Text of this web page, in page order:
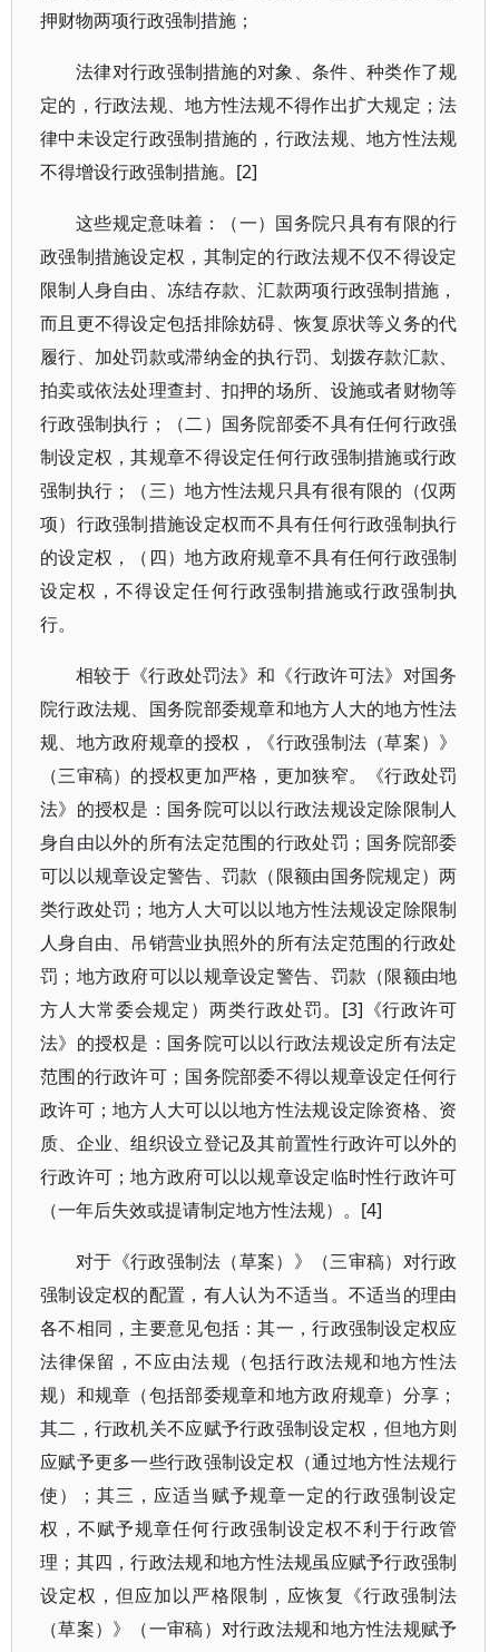
押财物两项行政强制措施；
法律对行政强制措施的对象、条件、种类作了规
定的，行政法规、地方性法规不得作出扩大规定；法
律中未设定行政强制措施的，行政法规、地方性法规
不得增设行政强制措施。[2]
这些规定意味着：（一）国务院只具有有限的行
政强制措施设定权，其制定的行政法规不仅不得设定
限制人身自由、冻结存款、汇款两项行政强制措施，
而且更不得设定包括排除妨碍、恢复原状等义务的代
履行、加处罚款或滞纳金的执行罚、划拨存款汇款、
拍卖或依法处理查封、扣押的场所、设施或者财物等
行政强制执行；（二）国务院部委不具有任何行政强
制设定权，其规章不得设定任何行政强制措施或行政
强制执行；（三）地方性法规只具有很有限的（仅两
项）行政强制措施设定权而不具有任何行政强制执行
的设定权，（四）地方政府规章不具有任何行政强制
设定权，不得设定任何行政强制措施或行政强制执
行。
相较于《行政处罚法》和《行政许可法》对国务
院行政法规、国务院部委规章和地方人大的地方性法
规、地方政府规章的授权，《行政强制法（草案）》
（三审稿）的授权更加严格，更加狭窄。《行政处罚
法》的授权是：国务院可以以行政法规设定除限制人
身自由以外的所有法定范围的行政处罚；国务院部委
可以以规章设定警告、罚款（限额由国务院规定）两
类行政处罚；地方人大可以以地方性法规设定除限制
人身自由、吊销营业执照外的所有法定范围的行政处
罚；地方政府可以以规章设定警告、罚款（限额由地
方人大常委会规定）两类行政处罚。[3]《行政许可
法》的授权是：国务院可以以行政法规设定所有法定
范围的行政许可；国务院部委不得以规章设定任何行
政许可；地方人大可以以地方性法规设定除资格、资
质、企业、组织设立登记及其前置性行政许可以外的
行政许可；地方政府可以以规章设定临时性行政许可
（一年后失效或提请制定地方性法规）。[4]
对于《行政强制法（草案）》（三审稿）对行政
强制设定权的配置，有人认为不适当。不适当的理由
各不相同，主要意见包括：其一，行政强制设定权应
法律保留，不应由法规（包括行政法规和地方性法
规）和规章（包括部委规章和地方政府规章）分享；
其二，行政机关不应赋予行政强制设定权，但地方则
应赋予更多一些行政强制设定权（通过地方性法规行
使）；其三，应适当赋予规章一定的行政强制设定
权，不赋予规章任何行政强制设定权不利于行政管
理；其四，行政法规和地方性法规虽应赋予行政强制
设定权，但应加以严格限制，应恢复《行政强制法
（草案）》（一审稿）对行政法规和地方性法规赋予